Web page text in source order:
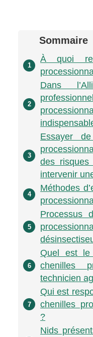
Sommaire
1
À quoi
2
Dans
3
Essayer
des risques
intervenir
4
Méthodes
5
Processus
6
Quel est le
chenilles
technicien
7
Qui est
chenilles
?
Nids